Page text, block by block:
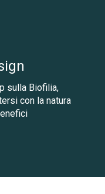
sulla Biofilia,
con la natura